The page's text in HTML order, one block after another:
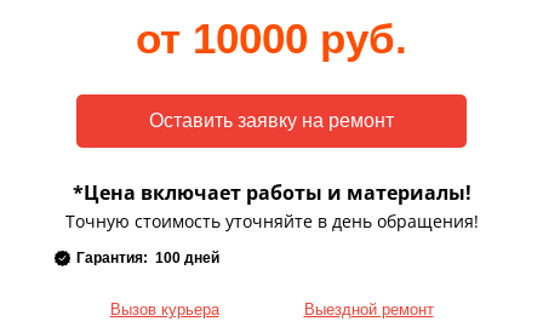
от 10000 руб.
*Цена включает работы и материалы!
Точную стоимость уточняйте в день обращения!
Гарантия: 100 дней
Вызов курьера Выездной ремонт